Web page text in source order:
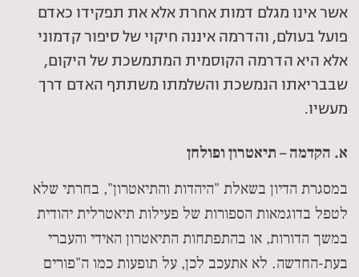
אשר אינו מגלם דמות אחרת אלא את תפקידו כאדם
פועל בעולם, והדרמה איננה חיקוי של סיפור קדמוני
אלא היא הדרמה הקוסמית המתמשכת של היקום,
שבבריאתו הנמשכת והשלמתו משתתף האדם דרך
מעשיו.
א. הקדמה – תיאטרון ופולחן
במסגרת הדיון בשאלת "היהדות והתיאטרון", בחרתי שלא
לטפל בדוגמאות הספורות של פעילות תיאטרלית יהודית
במשך הדורות, או בהתפתחות התיאטרון האידי והעברי
בעת-החדשה. לא אתעכב לכן, על תופעות כמו ה"פורים